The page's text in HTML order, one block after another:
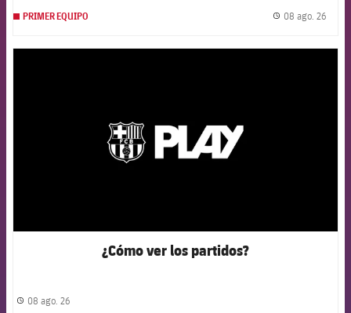
PRIMER EQUIPO 08 ago. 26
¿Cómo ver los partidos?
label.share.clock
08 ago. 26